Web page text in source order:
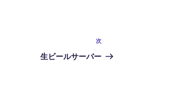
次
の
次
生ビールサーバー